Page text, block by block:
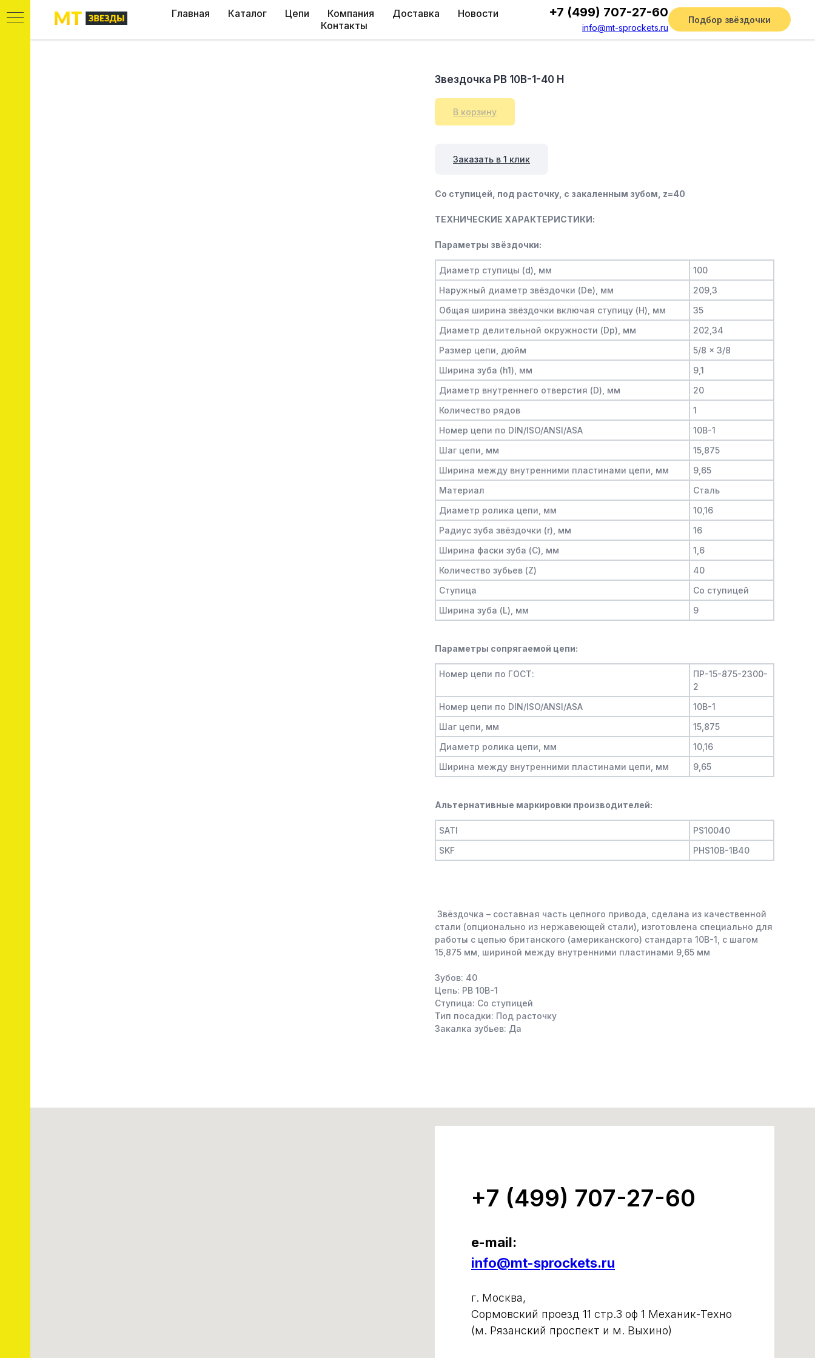
Главная Каталог Цепи Компания Доставка
Новости
Контакты
+7 (499) 707-27-60
info@mt-sprockets.ru
Подбор звёздочки
Звездочка PB 10B-1-40 Н
В корзину
Заказать в 1 клик
Со ступицей, под расточку, c закаленным зубом, z=40
ТЕХНИЧЕСКИЕ ХАРАКТЕРИСТИКИ:
Параметры звёздочки:
Диаметр ступицы (d), мм
100
Наружный диаметр звёздочки (De), мм
209,3
Общая ширина звёздочки включая ступицу (H), мм
35
Диаметр делительной окружности (Dp), мм
202,34
Размер цепи, дюйм
5/8 x 3/8
Ширина зуба (h1), мм
9,1
Диаметр внутреннего отверстия (D), мм
20
Количество рядов
1
Номер цепи по DIN/ISO/ANSI/ASA
10B-1
Шаг цепи, мм
15,875
Ширина между внутренними пластинами цепи, мм
9,65
Материал
Сталь
Диаметр ролика цепи, мм
10,16
Радиус зуба звёздочки (r), мм
16
Ширина фаски зуба (C), мм
1,6
Количество зубьев (Z)
40
Ступица
Со ступицей
Ширина зуба (L), мм
9
Параметры сопрягаемой цепи:
Номер цепи по ГОСТ:
ПР-15-875-2300-
2
Номер цепи по DIN/ISO/ANSI/ASA
10B-1
Шаг цепи, мм
15,875
Диаметр ролика цепи, мм
10,16
Ширина между внутренними пластинами цепи, мм
9,65
Альтернативные маркировки производителей:
SATI
PS10040
SKF
PHS10B-1B40
Звёздочка – составная часть цепного привода, сделана из качественной
стали (опционально из нержавеющей стали), изготовлена специально для
работы с цепью британского (американского) стандарта 10B-1, с шагом
15,875 мм, шириной между внутренними пластинами 9,65 мм
Зубов: 40
Цепь: PB 10B-1
Ступица: Со ступицей
Тип посадки: Под расточку
Закалка зубьев: Да
+7 (499) 707-27-60
e-mail:
info@mt-sprockets.ru
г. Москва,
Сормовский проезд 11 стр.3 оф 1 Механик-Техно
(м. Рязанский проспект и м. Выхино)